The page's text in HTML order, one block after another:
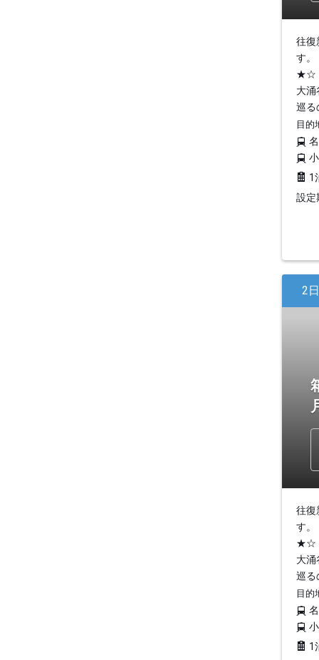
往復
す。
★☆
大涌
巡る
目的
1
設
2
往復
す。
★☆
大涌
巡る
目的
1